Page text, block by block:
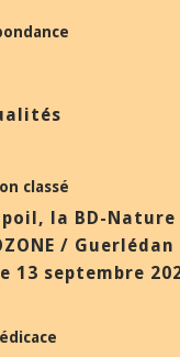
classé
la BD-Nature
/ Guerlédan
13 septembre